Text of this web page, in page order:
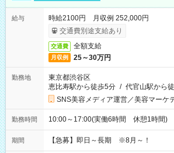
給与
時給2100円 月収例 252,000円
交通費別途支給あり
交通費 全額支給
月収例 25～30万円
勤務地
東京都渋谷区
恵比寿駅から徒歩5分 / 代官山駅から
SNS美容メディア運営／美容マーケ
勤務時間 10:00～17:00(実働6時間 休憩1時間)
期間 【急募】即日～長期 ※8月～！